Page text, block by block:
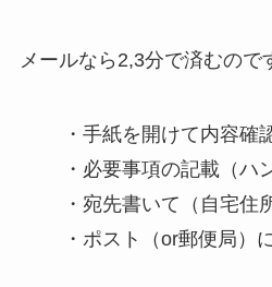
メールなら2,3分で済むので
・手紙を開けて内容確
・必要事項の記載（ハ
・宛先書いて（自宅住
・ポスト（or郵便局）